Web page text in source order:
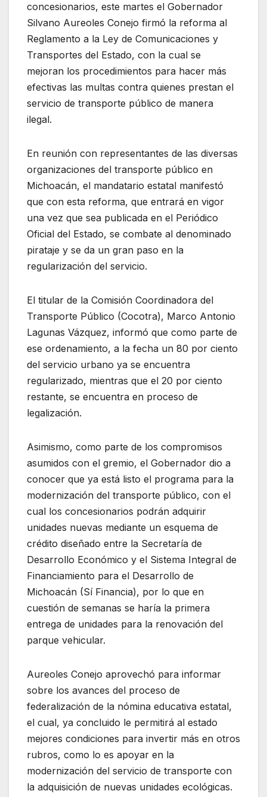
concesionarios, este martes el Gobernador
Silvano Aureoles Conejo firmó la reforma al
Reglamento a la Ley de Comunicaciones y
Transportes del Estado, con la cual se
mejoran los procedimientos para hacer más
efectivas las multas contra quienes prestan el
servicio de transporte público de manera
ilegal.
En reunión con representantes de las diversas
organizaciones del transporte público en
Michoacán, el mandatario estatal manifestó
que con esta reforma, que entrará en vigor
una vez que sea publicada en el Periódico
Oficial del Estado, se combate al denominado
pirataje y se da un gran paso en la
regularización del servicio.
El titular de la Comisión Coordinadora del
Transporte Público (Cocotra), Marco Antonio
Lagunas Vázquez, informó que como parte de
ese ordenamiento, a la fecha un 80 por ciento
del servicio urbano ya se encuentra
regularizado, mientras que el 20 por ciento
restante, se encuentra en proceso de
legalización.
Asimismo, como parte de los compromisos
asumidos con el gremio, el Gobernador dio a
conocer que ya está listo el programa para la
modernización del transporte público, con el
cual los concesionarios podrán adquirir
unidades nuevas mediante un esquema de
crédito diseñado entre la Secretaría de
Desarrollo Económico y el Sistema Integral de
Financiamiento para el Desarrollo de
Michoacán (Sí Financia), por lo que en
cuestión de semanas se haría la primera
entrega de unidades para la renovación del
parque vehicular.
Aureoles Conejo aprovechó para informar
sobre los avances del proceso de
federalización de la nómina educativa estatal,
el cual, ya concluido le permitirá al estado
mejores condiciones para invertir más en otros
rubros, como lo es apoyar en la
modernización del servicio de transporte con
la adquisición de nuevas unidades ecológicas.